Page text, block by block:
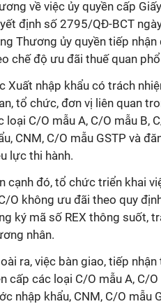
về việc ủy quyền cấp
định số 2795/QĐ-BCT
Thương ủy quyền tiếp
chế độ ưu đãi thuế quan
Xuất nhập khẩu có trách
tổ chức, đơn vị liên quan
loại C/O mẫu A, C/O mẫu B,
CNM, C/O mẫu GSTP và
lực thi hành.
cạnh đó, tổ chức triển khai
O không ưu đãi theo quy
ký mã số REX thông suốt,
nhân.
ra, việc bàn giao, tiếp
cấp các loại C/O mẫu A, C/
nhập khẩu, CNM, C/O mẫu